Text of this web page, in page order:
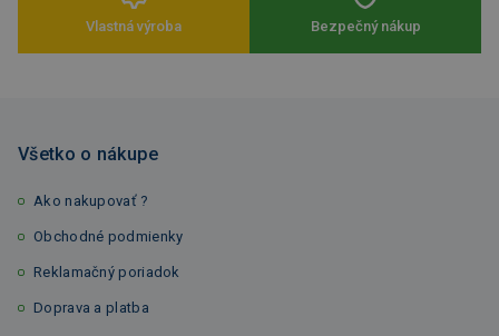
Vlastná výroba Bezpečný nákup
Všetko o nákupe
Ako nakupovať ?
Obchodné podmienky
Reklamačný poriadok
Doprava a platba